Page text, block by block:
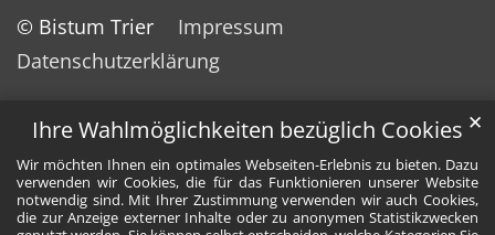
Ihre Wahlmöglichkeiten bezüglich Cookies
Wir möchten Ihnen ein optimales Webseiten-Erlebnis zu bieten. Dazu
verwenden wir Cookies, die für das Funktionieren unserer Website
notwendig sind. Mit Ihrer Zustimmung verwenden wir auch Cookies,
die zur Anzeige externer Inhalte oder zu anonymen Statistikzwecken
✕
© Bistum Trier
Impressum
Datenschutzerklärung